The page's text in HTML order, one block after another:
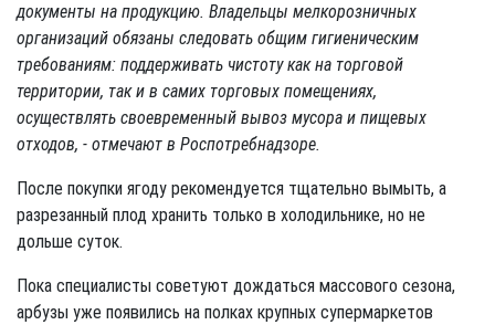
документы на продукцию. Владельцы мелкорозничных
организаций обязаны следовать общим гигиеническим
требованиям: поддерживать чистоту как на торговой
территории, так и в самих торговых помещениях,
осуществлять своевременный вывоз мусора и пищевых
отходов, - отмечают в Роспотребнадзоре.
После покупки ягоду рекомендуется тщательно вымыть, а
разрезанный плод хранить только в холодильнике, но не
дольше суток.
Пока специалисты советуют дождаться массового сезона,
арбузы уже появились на полках крупных супермаркетов